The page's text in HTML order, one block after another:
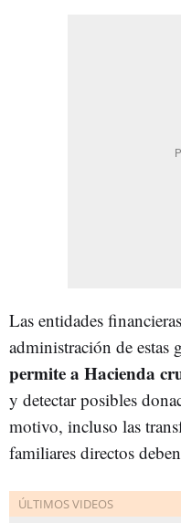
Las entidades
administración de estas
permite a Hacienda
y detectar posibles
motivo, incluso las
familiares directos